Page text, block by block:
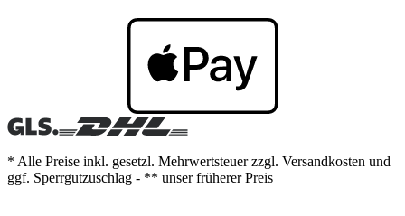
* Alle Preise inkl. gesetzl. Mehrwertsteuer zzgl. Versandkosten und
ggf. Sperrgutzuschlag - ** unser früherer Preis